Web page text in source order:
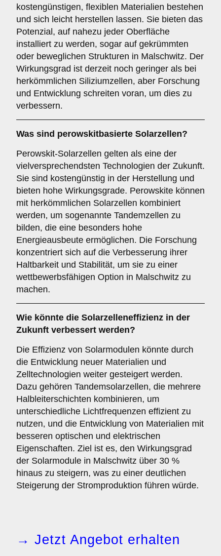
kostengünstigen, flexiblen Materialien bestehen
und sich leicht herstellen lassen. Sie bieten das
Potenzial, auf nahezu jeder Oberfläche
installiert zu werden, sogar auf gekrümmten
oder beweglichen Strukturen in Malschwitz. Der
Wirkungsgrad ist derzeit noch geringer als bei
herkömmlichen Siliziumzellen, aber Forschung
und Entwicklung schreiten voran, um dies zu
verbessern.
Was sind perowskitbasierte Solarzellen?
Perowskit-Solarzellen gelten als eine der
vielversprechendsten Technologien der Zukunft.
Sie sind kostengünstig in der Herstellung und
bieten hohe Wirkungsgrade. Perowskite können
mit herkömmlichen Solarzellen kombiniert
werden, um sogenannte Tandemzellen zu
bilden, die eine besonders hohe
Energieausbeute ermöglichen. Die Forschung
konzentriert sich auf die Verbesserung ihrer
Haltbarkeit und Stabilität, um sie zu einer
wettbewerbsfähigen Option in Malschwitz zu
machen.
Wie könnte die Solarzelleneffizienz in der
Zukunft verbessert werden?
Die Effizienz von Solarmodulen könnte durch
die Entwicklung neuer Materialien und
Zelltechnologien weiter gesteigert werden.
Dazu gehören Tandemsolarzellen, die mehrere
Halbleiterschichten kombinieren, um
unterschiedliche Lichtfrequenzen effizient zu
nutzen, und die Entwicklung von Materialien mit
besseren optischen und elektrischen
Eigenschaften. Ziel ist es, den Wirkungsgrad
der Solarmodule in Malschwitz über 30 %
hinaus zu steigern, was zu einer deutlichen
Steigerung der Stromproduktion führen würde.
→ Jetzt Angebot erhalten